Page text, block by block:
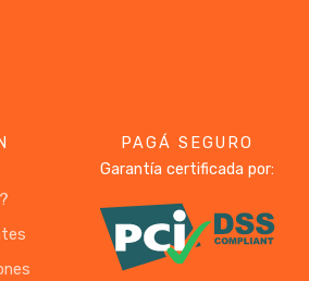
PAGÁ SEGURO
Garantía certificada por: